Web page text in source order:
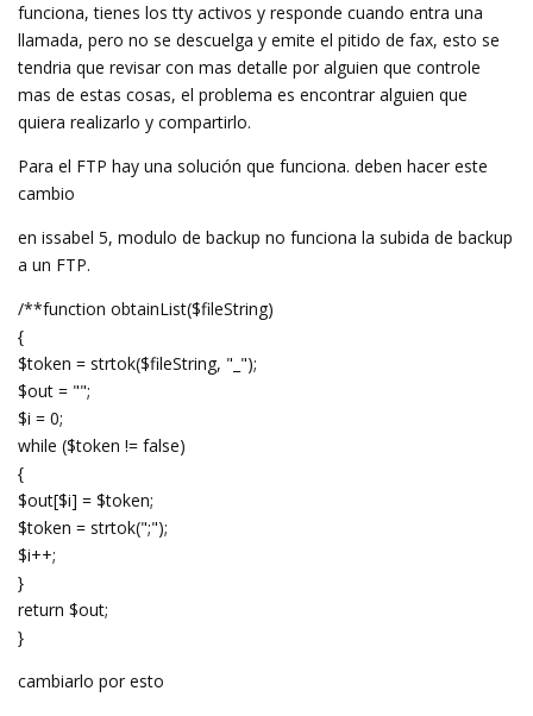
funciona, tienes los tty activos y responde cuando entra una
llamada, pero no se descuelga y emite el pitido de fax, esto se
tendria que revisar con mas detalle por alguien que controle
mas de estas cosas, el problema es encontrar alguien que
quiera realizarlo y compartirlo.
Para el FTP hay una solución que funciona. deben hacer este
cambio
en issabel 5, modulo de backup no funciona la subida de backup
a un FTP.
/**function obtainList($fileString)
{
$token = strtok($fileString, "_");
$out = "";
$i = 0;
while ($token != false)
{
$out[$i] = $token;
$token = strtok(";");
$i++;
}
return $out;
}
cambiarlo por esto